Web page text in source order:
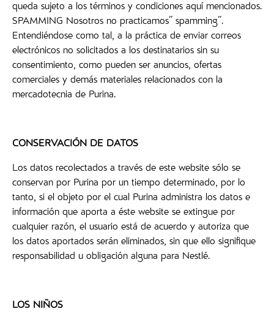
queda sujeto a los términos y condiciones aquí mencionados.
SPAMMING Nosotros no practicamos" spamming".
Entendiéndose como tal, a la práctica de enviar correos
electrónicos no solicitados a los destinatarios sin su
consentimiento, como pueden ser anuncios, ofertas
comerciales y demás materiales relacionados con la
mercadotecnia de Purina.
CONSERVACIÓN DE DATOS
Los datos recolectados a través de este website sólo se
conservan por Purina por un tiempo determinado, por lo
tanto, si el objeto por el cual Purina administra los datos e
información que aporta a éste website se extingue por
cualquier razón, el usuario está de acuerdo y autoriza que
los datos aportados serán eliminados, sin que ello signifique
responsabilidad u obligación alguna para Nestlé.
LOS NIÑOS